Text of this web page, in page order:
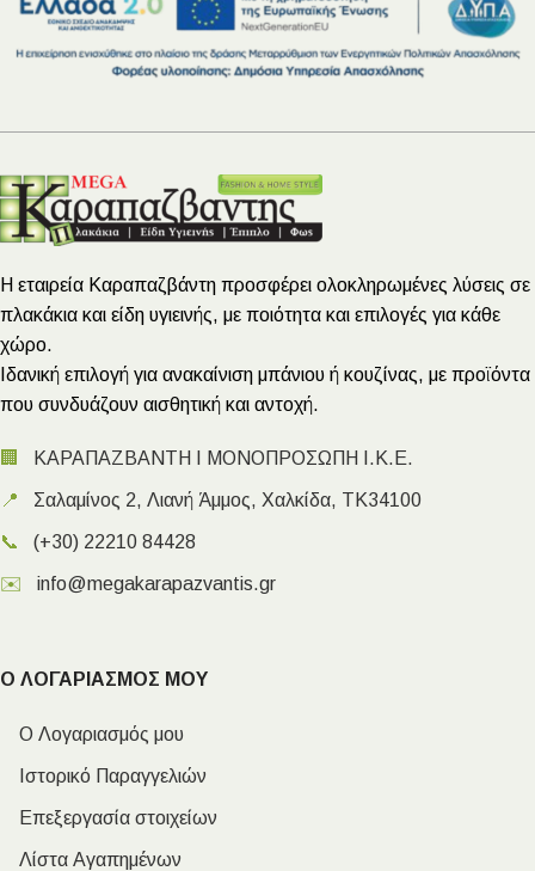
Η εταιρεία Καραπαζβάντη προσφέρει ολοκληρωμένες λύσεις σε
πλακάκια και είδη υγιεινής, με ποιότητα και επιλογές για κάθε
χώρο.
Ιδανική επιλογή για ανακαίνιση μπάνιου ή κουζίνας, με προϊόντα
που συνδυάζουν αισθητική και αντοχή.
🏢 ΚΑΡΑΠΑΖΒΑΝΤΗ Ι ΜΟΝΟΠΡΟΣΩΠΗ Ι.Κ.Ε.
📍 Σαλαμίνος 2, Λιανή Άμμος, Χαλκίδα, ΤΚ34100
📞 (+30) 22210 84428
✉️ info@megakarapazvantis.gr
Ο ΛΟΓΑΡΙΑΣΜΟΣ ΜΟΥ
Ο Λογαριασμός μου
Ιστορικό Παραγγελιών
Επεξεργασία στοιχείων
Λίστα Αγαπημένων